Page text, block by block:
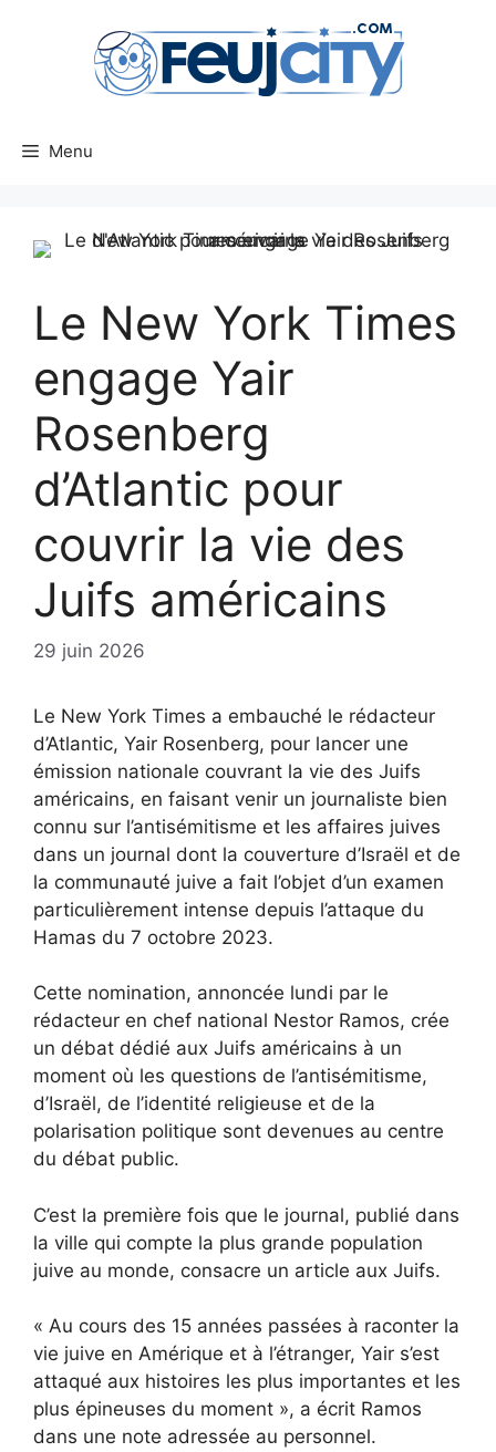
Menu
Le New York Times
engage Yair
Rosenberg
d’Atlantic pour
couvrir la vie des
Juifs américains
29 juin 2026
Le New York Times a embauché le rédacteur
d’Atlantic, Yair Rosenberg, pour lancer une
émission nationale couvrant la vie des Juifs
américains, en faisant venir un journaliste bien
connu sur l’antisémitisme et les affaires juives
dans un journal dont la couverture d’Israël et de
la communauté juive a fait l’objet d’un examen
particulièrement intense depuis l’attaque du
Hamas du 7 octobre 2023.
Cette nomination, annoncée lundi par le
rédacteur en chef national Nestor Ramos, crée
un débat dédié aux Juifs américains à un
moment où les questions de l’antisémitisme,
d’Israël, de l’identité religieuse et de la
polarisation politique sont devenues au centre
du débat public.
C’est la première fois que le journal, publié dans
la ville qui compte la plus grande population
juive au monde, consacre un article aux Juifs.
« Au cours des 15 années passées à raconter la
vie juive en Amérique et à l’étranger, Yair s’est
attaqué aux histoires les plus importantes et les
plus épineuses du moment », a écrit Ramos
dans une note adressée au personnel.